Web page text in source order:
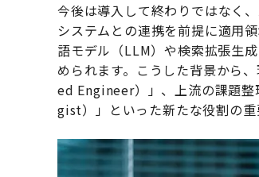
今後は導入して終わりではなく
システムとの連携を前提に適用
語モデル（LLM）や検索拡張生
められます。こうした背景から
ed Engineer）」、上流の課題
gist）」といった新たな役割の重